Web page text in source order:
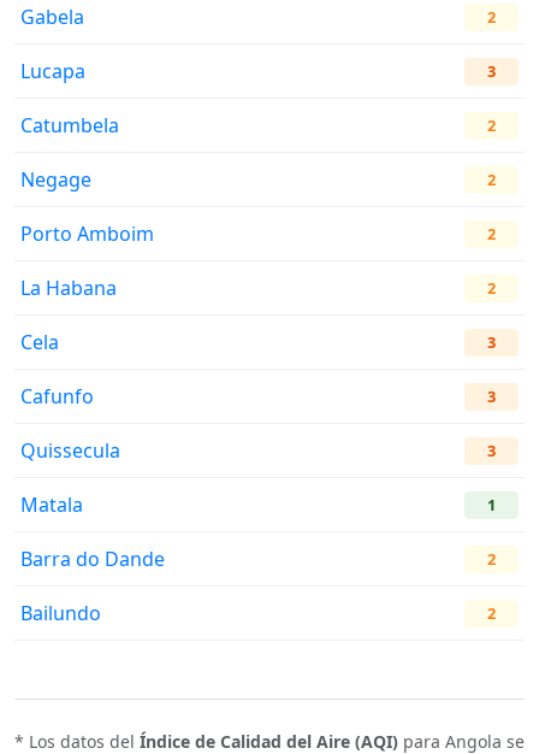
Gabela 2
Lucapa 3
Catumbela 2
Negage 2
Porto Amboim 2
La Habana 2
Cela 3
Cafunfo 3
Quissecula 3
Matala 1
Barra do Dande 2
Bailundo 2
* Los datos del Índice de Calidad del Aire (AQI) para Angola se